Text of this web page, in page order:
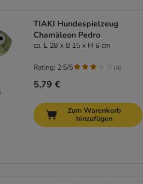
TIAKI Hundespielzeug
Chamäleon Pedro
ca. L 28 x B 15 x H 6 cm
5,79 €
Rating: 2.5/5 (4)
Zum Warenkorb
hinzufügen